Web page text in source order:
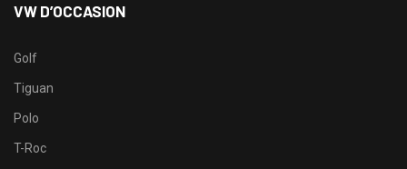
VW D’OCCASION
Golf
Tiguan
Polo
T-Roc